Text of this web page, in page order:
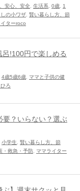
安心、安全 生活系 0歳
1
の小ワザ 賢い暮らし方、節
ターroco
!100円で楽しめる
4歳5歳6歳 ママと子供の健
ろ
要？いらない？選ぶ
小学生
賢い暮らし方、節
・救急・予防 ママライター